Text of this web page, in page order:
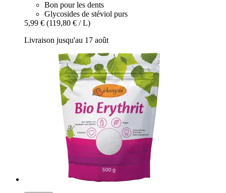
Bon pour les dents
Glycosides de stéviol purs
5,99 € (119,80 € / L)
Livraison jusqu'au 17 août